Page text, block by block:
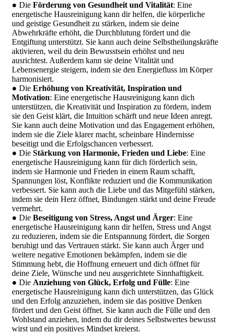
● Die Förderung von Gesundheit und Vitalität: Eine
energetische Hausreinigung kann dir helfen, die körperliche
und geistige Gesundheit zu stärken, indem sie deine
Abwehrkräfte erhöht, die Durchblutung fördert und die
Entgiftung unterstützt. Sie kann auch deine Selbstheilungskräfte
aktivieren, weil du dein Bewusstsein erhöhst und neu
ausrichtest. Außerdem kann sie deine Vitalität und
Lebensenergie steigern, indem sie den Energiefluss im Körper
harmonisiert.
● Die Erhöhung von Kreativität, Inspiration und
Motivation: Eine energetische Hausreinigung kann dich
unterstützen, die Kreativität und Inspiration zu fördern, indem
sie den Geist klärt, die Intuition schärft und neue Ideen anregt.
Sie kann auch deine Motivation und das Engagement erhöhen,
indem sie die Ziele klarer macht, scheinbare Hindernisse
beseitigt und die Erfolgschancen verbessert.
● Die Stärkung von Harmonie, Frieden und Liebe: Eine
energetische Hausreinigung kann für dich förderlich sein,
indem sie Harmonie und Frieden in einem Raum schafft,
Spannungen löst, Konflikte reduziert und die Kommunikation
verbessert. Sie kann auch die Liebe und das Mitgefühl stärken,
indem sie dein Herz öffnet, Bindungen stärkt und deine Freude
vermehrt.
● Die Beseitigung von Stress, Angst und Ärger: Eine
energetische Hausreinigung kann dir helfen, Stress und Angst
zu reduzieren, indem sie die Entspannung fördert, die Sorgen
beruhigt und das Vertrauen stärkt. Sie kann auch Ärger und
weitere negative Emotionen bekämpfen, indem sie die
Stimmung hebt, die Hoffnung erneuert und dich öffnet für
deine Ziele, Wünsche und neu ausgerichtete Sinnhaftigkeit.
● Die Anziehung von Glück, Erfolg und Fülle: Eine
energetische Hausreinigung kann dich unterstützen, das Glück
und den Erfolg anzuziehen, indem sie das positive Denken
fördert und den Geist öffnet. Sie kann auch die Fülle und den
Wohlstand anziehen, indem du dir deines Selbstwertes bewusst
wirst und ein positives Mindset kreierst.